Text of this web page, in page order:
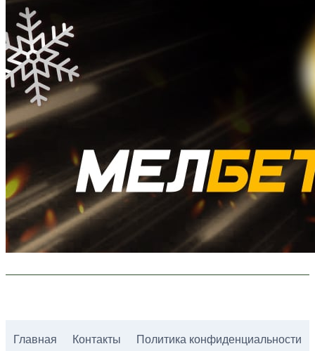
Главная Контакты Политика конфиденциальности